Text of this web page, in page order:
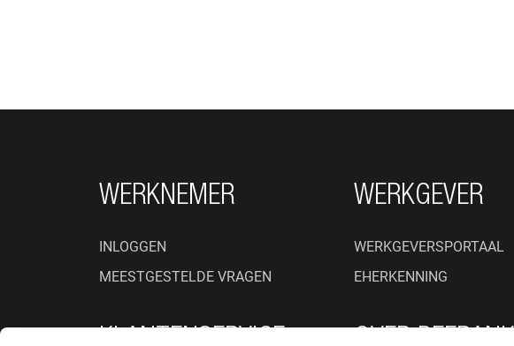
FOOTER NAVIGATIE
WERKNEMER
INLOGGEN
MEESTGESTELDE VRAGEN
WERKGEVER
WERKGEVERSPORTAAL
EHERKENNING